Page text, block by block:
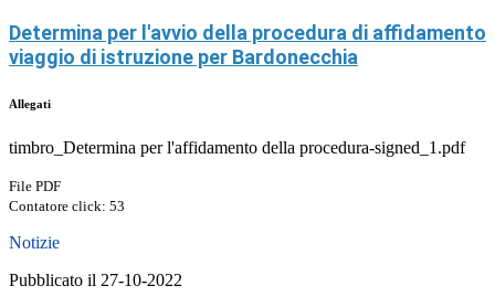
Determina per l'avvio della procedura di affidamento
viaggio di istruzione per Bardonecchia
Allegati
timbro_Determina per l'affidamento della procedura-signed_1.pdf
File PDF
Contatore click: 53
Notizie
Pubblicato il 27-10-2022